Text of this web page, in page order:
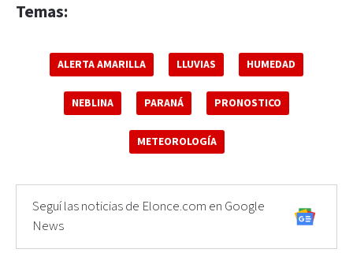
Temas:
ALERTA AMARILLA LLUVIAS HUMEDAD
NEBLINA PARANÁ PRONOSTICO
METEOROLOGÍA
Seguí las noticias de Elonce.com en Google
News